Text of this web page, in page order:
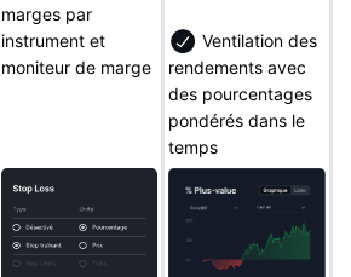
marges par
instrument et
moniteur de marge
Ventilation des
rendements avec
des pourcentages
pondérés dans le
temps